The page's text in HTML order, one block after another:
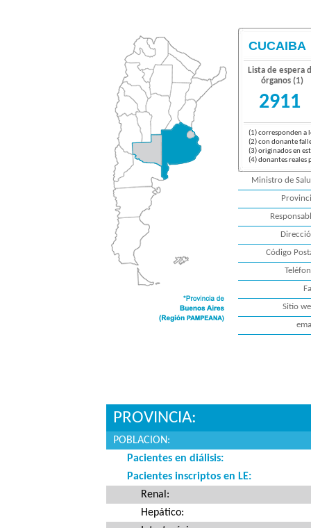
CUCAIBA
Lista de espera
órganos (1)
2911
(1) corresponden a
(2) con donante
(3) originados en
(4) donantes reales
Ministro de
Código
Sitio
PROVINCIA:
POBLACION:
Pacientes en diálisis:
Pacientes inscriptos en LE:
Renal:
Hepático: